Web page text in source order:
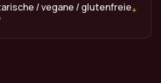
/ vegane / glutenfreie+